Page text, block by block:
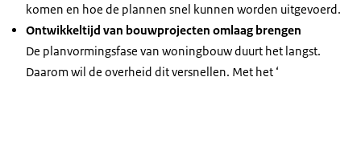
komen en hoe de plannen snel kunnen worden uitgevoerd.
Ontwikkeltijd van bouwprojecten omlaag brengen
De planvormingsfase van woningbouw duurt het langst.
Daarom wil de overheid dit versnellen. Met het ‘